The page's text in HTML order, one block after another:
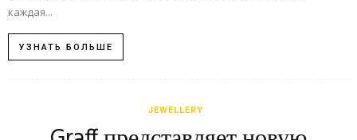
каждая...
УЗНАТЬ БОЛЬШЕ
JEWELLERY